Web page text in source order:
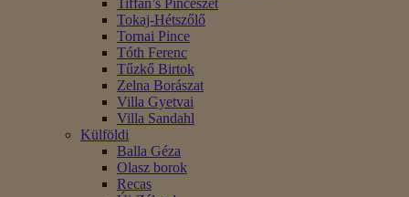
Tokaj-Hétszőlő
Tornai Pince
Tóth Ferenc
Tűzkő Birtok
Zelna Borászat
Villa Gyetvai
Villa Sandahl
Külföldi
Balla Géza
Olasz borok
Recas